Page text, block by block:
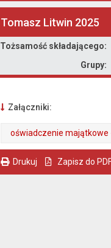
Tomasz Litwin 2025
Tożsamość składającego:
Grupy:
Załączniki:
oświadczenie majątkowe
Drukuj Zapisz do